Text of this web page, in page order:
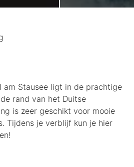
am Stausee ligt in de prachtige
rand van het Duitse
is zeer geschikt voor mooie
Tijdens je verblijf kun je hier